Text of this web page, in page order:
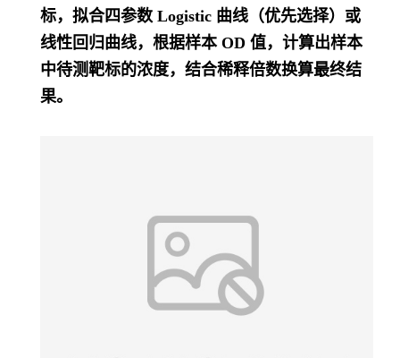
标，拟合四参数 Logistic 曲线（优先选择）或
线性回归曲线，根据样本 OD 值，计算出样本
中待测靶标的浓度，结合稀释倍数换算最终结
果。